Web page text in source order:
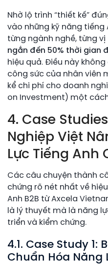
Nhờ lộ trình “thiết kế”
vào những kỹ năng
từng ngành nghề, từng
ngắn đến 50% thời gian
hiệu quả. Điều này
công sức của nhân viên
kể chi phí cho doanh
on Investment) một
4. Case
Nghiệp Việt
Lực Tiếng Anh
Các câu chuyện thành
chứng rõ nét nhất về
Anh B2B từ Axcela
là lý thuyết mà là năng
triển và kiểm chứng.
4.1. Case Study 1:
Chuẩn Hóa Năng